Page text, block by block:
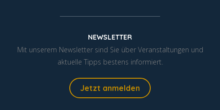
NEWSLETTER
Mit unserem Newsletter sind Sie über Veranstaltungen und
aktuelle Tipps bestens informiert.
Jetzt anmelden